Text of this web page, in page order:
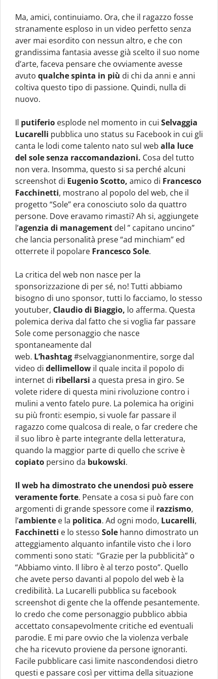
Ma, amici, continuiamo. Ora, che il ragazzo fosse
stranamente esploso in un video perfetto senza
aver mai esordito con nessun altro, e che con
grandissima fantasia avesse già scelto il suo nome
d’arte, faceva pensare che ovviamente avesse
avuto qualche spinta in più di chi da anni e anni
coltiva questo tipo di passione. Quindi, nulla di
nuovo.
Il putiferio esplode nel momento in cui Selvaggia
Lucarelli pubblica uno status su Facebook in cui gli
canta le lodi come talento nato sul web alla luce
del sole senza raccomandazioni. Cosa del tutto
non vera. Insomma, questo si sa perché alcuni
screenshot di Eugenio Scotto, amico di Francesco
Facchinetti, mostrano al popolo del web, che il
progetto “Sole” era conosciuto solo da quattro
persone. Dove eravamo rimasti? Ah si, aggiungete
l’agenzia di management del ” capitano uncino”
che lancia personalità prese “ad minchiam” ed
otterrete il popolare Francesco Sole.
La critica del web non nasce per la
sponsorizzazione di per sé, no! Tutti abbiamo
bisogno di uno sponsor, tutti lo facciamo, lo stesso
youtuber, Claudio di Biaggio, lo afferma. Questa
polemica deriva dal fatto che si voglia far passare
Sole come personaggio che nasce
spontaneamente dal
web. L’hashtag#selvaggianonmentire, sorge dal
video di dellimellow il quale incita il popolo di
internet di ribellarsi a questa presa in giro. Se
volete ridere di questa mini rivoluzione contro i
mulini a vento fatelo pure. La polemica ha origini
su più fronti: esempio, si vuole far passare il
ragazzo come qualcosa di reale, o far credere che
il suo libro è parte integrante della letteratura,
quando la maggior parte di quello che scrive è
copiato persino da bukowski.
Il web ha dimostrato che unendosi può essere
veramente forte. Pensate a cosa si può fare con
argomenti di grande spessore come il razzismo,
l’ambiente e la politica. Ad ogni modo, Lucarelli,
Facchinetti e lo stesso Sole hanno dimostrato un
atteggiamento alquanto infantile visto che i loro
commenti sono stati: “Grazie per la pubblicità” o
“Abbiamo vinto. Il libro è al terzo posto”. Quello
che avete perso davanti al popolo del web è la
credibilità. La Lucarelli pubblica su facebook
screenshot di gente che la offende pesantemente.
Io credo che come personaggio pubblico abbia
accettato consapevolmente critiche ed eventuali
parodie. E mi pare ovvio che la violenza verbale
che ha ricevuto proviene da persone ignoranti.
Facile pubblicare casi limite nascondendosi dietro
questi e passare così per vittima della situazione